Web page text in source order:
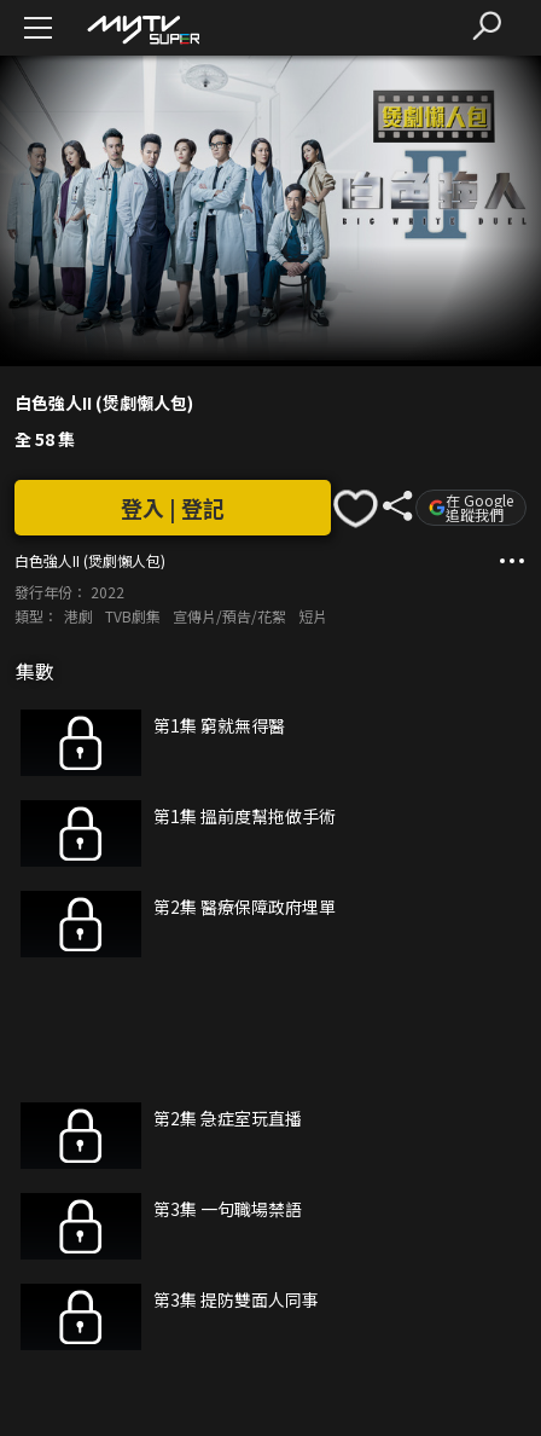
白色強人II (煲劇懶人包)
全 58 集
白色強人II (煲劇懶人包)
登入 | 登記 在 Google
追蹤我們
發行年份： 2022
類型： 港劇 TVB劇集 宣傳片/預告/花絮 短片
集數
第1集 窮就無得醫
第1集 搵前度幫拖做手術
第2集 醫療保障政府埋單
第2集 急症室玩直播
第3集 一句職場禁語
第3集 提防雙面人同事